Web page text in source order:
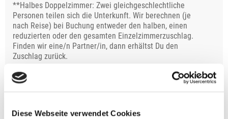
Diese Webseite verwendet Cookies
**Halbes Doppelzimmer: Zwei gleichgeschlechtliche
Personen teilen sich die Unterkunft. Wir berechnen (je
nach Reise) bei Buchung entweder den halben, einen
reduzierten oder den gesamten Einzelzimmerzuschlag.
Finden wir eine/n Partner/in, dann erhältst Du den
Zuschlag zurück.
Unsere Reisen und Seminare sind nicht barrierefrei.